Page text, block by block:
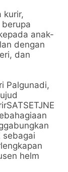
kurir,
anak-
dengan
dan
Palgunadi,
sebagai
helm